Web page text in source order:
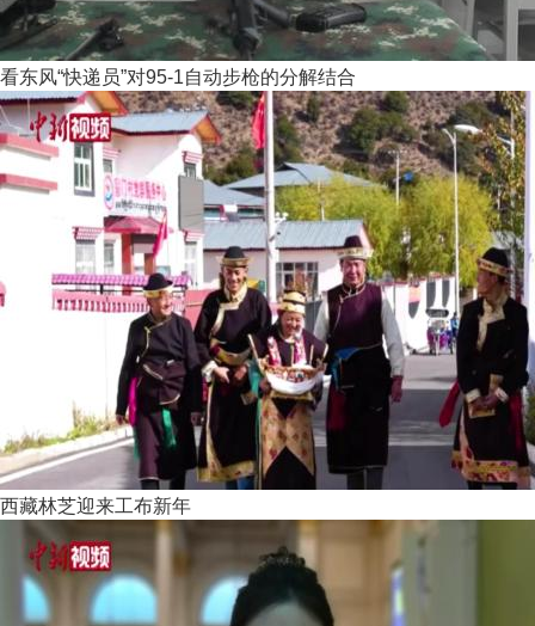
看东风“快递员”对95-1自动步枪的分解结合
西藏林芝迎来工布新年